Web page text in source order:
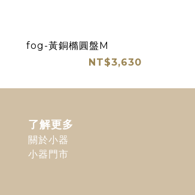
fog-黃銅橢圓盤M
NT$3,630
了解更多
關於小器
小器門市